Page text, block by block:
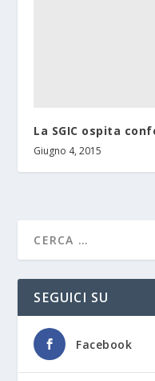
La SGIC ospita
Giugno 4, 2015
SEGUICI SU
Facebook